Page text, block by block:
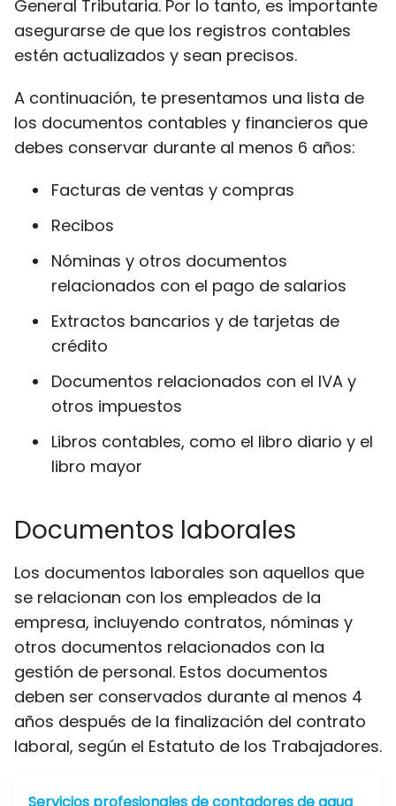
General Tributaria. Por lo tanto, es importante
asegurarse de que los registros contables
estén actualizados y sean precisos.
A continuación, te presentamos una lista de
los documentos contables y financieros que
debes conservar durante al menos 6 años:
Facturas de ventas y compras
Recibos
Nóminas y otros documentos
relacionados con el pago de salarios
Extractos bancarios y de tarjetas de
crédito
Documentos relacionados con el IVA y
otros impuestos
Libros contables, como el libro diario y el
libro mayor
Documentos laborales
Los documentos laborales son aquellos que
se relacionan con los empleados de la
empresa, incluyendo contratos, nóminas y
otros documentos relacionados con la
gestión de personal. Estos documentos
deben ser conservados durante al menos 4
años después de la finalización del contrato
laboral, según el Estatuto de los Trabajadores.